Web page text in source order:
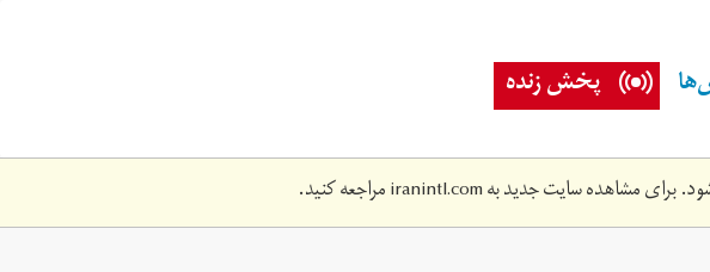
پخش زنده
برای مشاهده سایت جدید بهiranintl.comمراجعه کنید.